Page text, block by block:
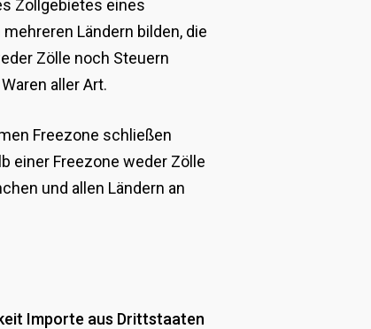
Zollgebietes eines
Ländern bilden, die
Zölle noch Steuern
aller Art.
Freezone schließen
einer Freezone weder Zölle
und allen Ländern an
Importe aus Drittstaaten